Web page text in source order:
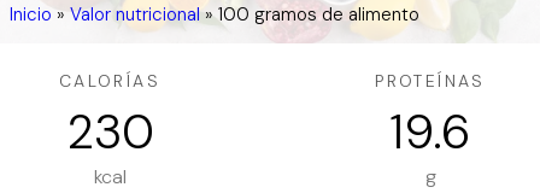
Inicio »Valor nutricional»100 gramos de alimento
CALORÍAS
230
kcal
PROTEÍNAS
19.6
g